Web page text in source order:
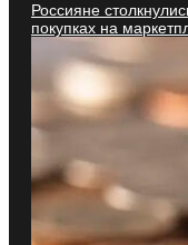
Россияне
покупках на